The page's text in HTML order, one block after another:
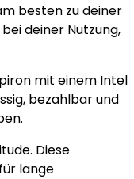
besten zu deiner
deiner Nutzung,
mit einem Intel
bezahlbar und
Diese
lange